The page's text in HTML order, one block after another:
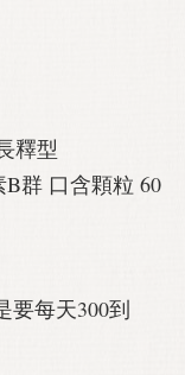
釋型
群 口含顆粒 60
要每天300到